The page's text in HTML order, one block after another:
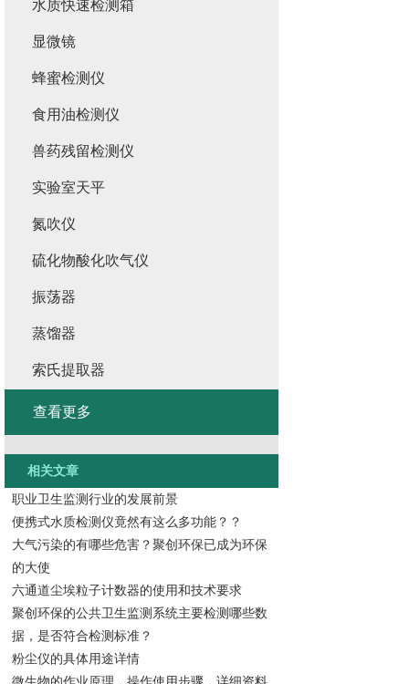
水质快速检测箱
显微镜
蜂蜜检测仪
食用油检测仪
兽药残留检测仪
实验室天平
氮吹仪
硫化物酸化吹气仪
振荡器
蒸馏器
索氏提取器
查看更多
相关文章
职业卫生监测行业的发展前景
便携式水质检测仪竟然有这么多功能？？
大气污染的有哪些危害？聚创环保已成为环保
的大使
六通道尘埃粒子计数器的使用和技术要求
聚创环保的公共卫生监测系统主要检测哪些数
据，是否符合检测标准？
粉尘仪的具体用途详情